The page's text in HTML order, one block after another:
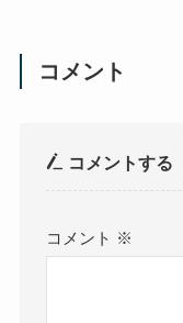
コメント
コメントする
コメント ※